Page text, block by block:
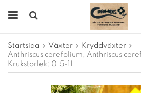
Startsida Växter
Kryddväxter
Anthriscus cerefolium, Anthriscus
Krukstorlek: 0,5-1L